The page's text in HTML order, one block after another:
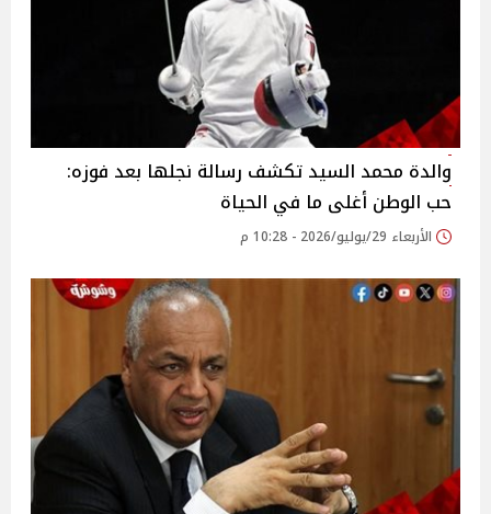
والدة محمد السيد تكشف رسالة نجلها بعد فوزه:
حب الوطن أغلى ما في الحياة
الأربعاء 29/يوليو/2026 - 10:28 م